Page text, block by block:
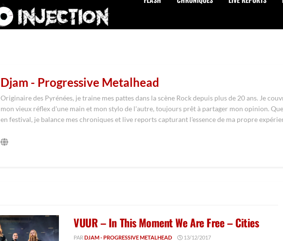
Djam - Progressive Metalhead
Originaire des Pyrénées, je traine mes pattes dans la scène Rock depuis plus de 20 ans. Je
mon vieux réflex d'une main et mon stylo de l'autre, toujours prêt à partager mon opinion.
en festival, je balance mes chroniques et live reports capturant l'essence de ma propre
VUUR – In This Moment We Are Free – Cities
PAR DJAM - PROGRESSIVE METALHEAD 13/12/2017